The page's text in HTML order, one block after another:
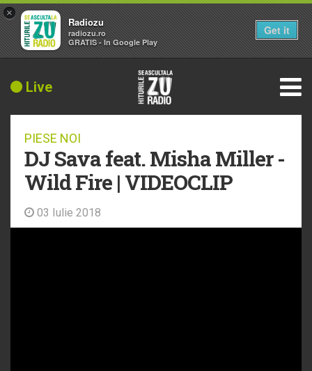
Live
PIESE NOI
DJ Sava feat. Misha Miller -
Wild Fire | VIDEOCLIP
03 Iulie 2018
×
Radiozu
radiozu.ro
GRATIS - In Google Play
Get it